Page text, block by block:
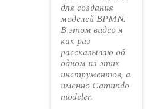
для создания
моделей BPMN.
В этом видео я
как раз
рассказываю об
одном из этих
инструментов, а
именно Camundo
modeler.